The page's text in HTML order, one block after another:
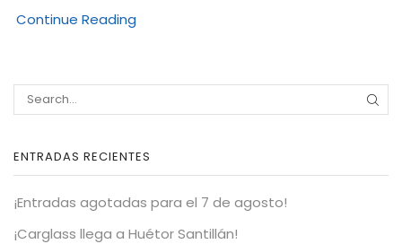
Continue Reading
ENTRADAS RECIENTES
¡Entradas agotadas para el 7 de agosto!
¡Carglass llega a Huétor Santillán!